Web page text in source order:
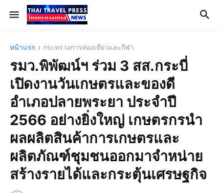
หน้าแรก กระทรวงการท่องเที่ยวและกีฬา
รมว.พิพัฒน์ฯ ร่วม 3 สส.กระบี่
เปิดงานวันเกษตรและของดี
อำเภอปลายพระยา ประจำปี
2566 อย่างยิ่งใหญ่ เกษตรกรนำ
ผลผลิตสินค้าการเกษตรและ
ผลิตภัณฑ์ชุมชนออกมาจำหน่าย
สร้างรายได้และกระตุ้นเศรษฐกิจ